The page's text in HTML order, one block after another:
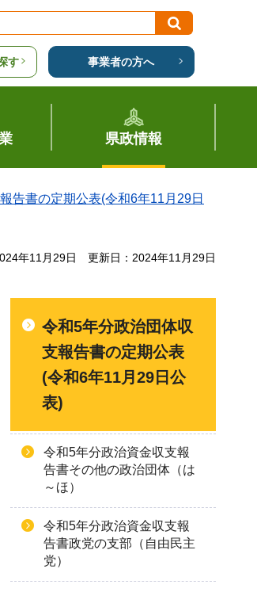
す 事業者の方へ
県政情報
告書の定期公表(令和6年11月29日
年11月29日 更新日：2024年11月29日
令和5年分政治団体収
支報告書の定期公表
(令和6年11月29日公
表)
令和5年分政治資金収支報
告書その他の政治団体（は
～ほ）
令和5年分政治資金収支報
告書政党の支部（自由民主
党）